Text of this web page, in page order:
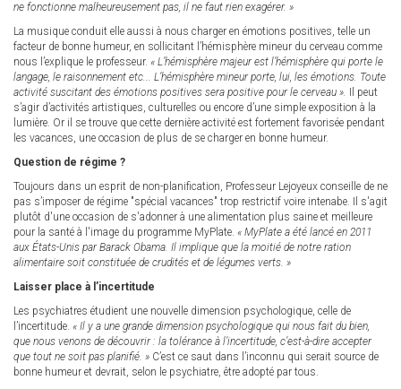
ne fonctionne malheureusement pas, il ne faut rien exagérer. »
La musique conduit elle aussi à nous charger en émotions positives, telle un
facteur de bonne humeur, en sollicitant l’hémisphère mineur du cerveau comme
nous l’explique le professeur. « L’hémisphère majeur est l’hémisphère qui porte le
langage, le raisonnement etc... L’hémisphère mineur porte, lui, les émotions. Toute
activité suscitant des émotions positives sera positive pour le cerveau ».
Il peut
s’agir d’activités artistiques, culturelles ou encore d’une simple exposition à la
lumière. Or il se trouve que cette dernière activité est fortement favorisée pendant
les vacances, une occasion de plus de se charger en bonne humeur.
Question de régime ?
Toujours dans un esprit de non-planification, Professeur Lejoyeux conseille de ne
pas s’imposer de régime "spécial vacances" trop restrictif voire intenabe. Il s'agit
plutôt d'une occasion de s'adonner à une alimentation plus saine et meilleure
pour la santé à l'image du programme MyPlate. « MyPlate a été lancé en 2011
aux États-Unis par Barack Obama. Il implique que la moitié de notre ration
alimentaire soit constituée de crudités et de légumes verts. »
Laisser place à l’incertitude
Les psychiatres étudient une nouvelle dimension psychologique, celle de
l’incertitude. « Il y a une grande dimension psychologique qui nous fait du bien,
que nous venons de découvrir : la tolérance à l’incertitude, c’est-à-dire accepter
que tout ne soit pas planifié. » C’est ce saut dans l’inconnu qui serait source de
bonne humeur et devrait, selon le psychiatre, être adopté par tous.